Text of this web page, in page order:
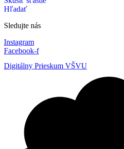
Hľadať
Sledujte nás
Instagram
Facebook-f
Digitálny Prieskum VŠVU